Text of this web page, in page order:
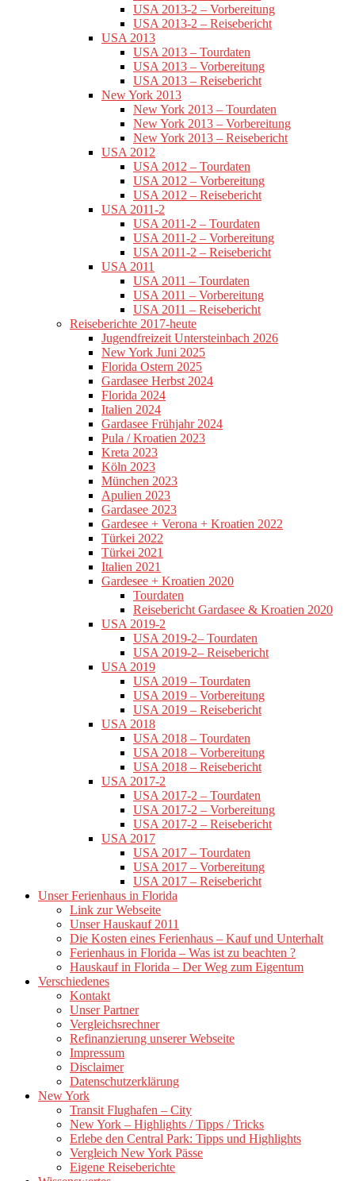
USA 2013-2 – Vorbereitung
USA 2013-2 – Reisebericht
USA 2013
USA 2013 – Tourdaten
USA 2013 – Vorbereitung
USA 2013 – Reisebericht
New York 2013
New York 2013 – Tourdaten
New York 2013 – Vorbereitung
New York 2013 – Reisebericht
USA 2012
USA 2012 – Tourdaten
USA 2012 – Vorbereitung
USA 2012 – Reisebericht
USA 2011-2
USA 2011-2 – Tourdaten
USA 2011-2 – Vorbereitung
USA 2011-2 – Reisebericht
USA 2011
USA 2011 – Tourdaten
USA 2011 – Vorbereitung
USA 2011 – Reisebericht
Reiseberichte 2017-heute
Jugendfreizeit Untersteinbach 2026
New York Juni 2025
Florida Ostern 2025
Gardasee Herbst 2024
Florida 2024
Italien 2024
Gardasee Frühjahr 2024
Pula / Kroatien 2023
Kreta 2023
Köln 2023
München 2023
Apulien 2023
Gardasee 2023
Gardesee + Verona + Kroatien 2022
Türkei 2022
Türkei 2021
Italien 2021
Gardesee + Kroatien 2020
Tourdaten
Reisebericht Gardasee & Kroatien 2020
USA 2019-2
USA 2019-2– Tourdaten
USA 2019-2– Reisebericht
USA 2019
USA 2019 – Tourdaten
USA 2019 – Vorbereitung
USA 2019 – Reisebericht
USA 2018
USA 2018 – Tourdaten
USA 2018 – Vorbereitung
USA 2018 – Reisebericht
USA 2017-2
USA 2017-2 – Tourdaten
USA 2017-2 – Vorbereitung
USA 2017-2 – Reisebericht
USA 2017
USA 2017 – Tourdaten
USA 2017 – Vorbereitung
USA 2017 – Reisebericht
Unser Ferienhaus in Florida
Link zur Webseite
Unser Hauskauf 2011
Die Kosten eines Ferienhaus – Kauf und Unterhalt
Ferienhaus in Florida – Was ist zu beachten ?
Hauskauf in Florida – Der Weg zum Eigentum
Verschiedenes
Kontakt
Unser Partner
Vergleichsrechner
Refinanzierung unserer Webseite
Impressum
Disclaimer
Datenschutzerklärung
New York
Transit Flughafen – City
New York – Highlights / Tipps / Tricks
Erlebe den Central Park: Tipps und Highlights
Vergleich New York Pässe
Eigene Reiseberichte